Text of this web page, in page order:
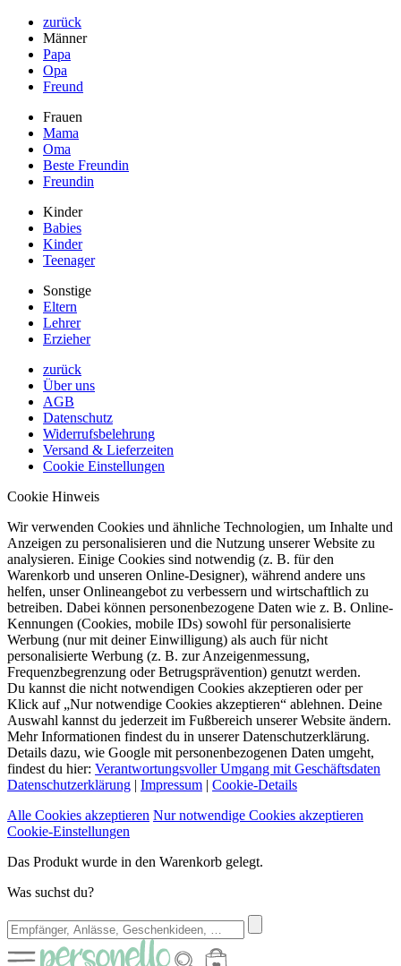
zurück
Männer
Papa
Opa
Freund
Frauen
Mama
Oma
Beste Freundin
Freundin
Kinder
Babies
Kinder
Teenager
Sonstige
Eltern
Lehrer
Erzieher
zurück
Über uns
AGB
Datenschutz
Widerrufsbelehrung
Versand & Lieferzeiten
Cookie Einstellungen
Cookie Hinweis
Wir verwenden Cookies und ähnliche Technologien, um Inhalte und
Anzeigen zu personalisieren und die Nutzung unserer Website zu
analysieren. Einige Cookies sind notwendig (z. B. für den
Warenkorb und unseren Online-Designer), während andere uns
helfen, unser Onlineangebot zu verbessern und wirtschaftlich zu
betreiben. Dabei können personenbezogene Daten wie z. B. Online-
Kennungen (Cookies, mobile IDs) sowohl für personalisierte
Werbung (nur mit deiner Einwilligung) als auch für nicht
personalisierte Werbung (z. B. zur Anzeigenmessung,
Frequenzbegrenzung oder Betrugsprävention) genutzt werden.
Du kannst die nicht notwendigen Cookies akzeptieren oder per
Klick auf „Nur notwendige Cookies akzeptieren“ ablehnen. Deine
Auswahl kannst du jederzeit im Fußbereich unserer Website ändern.
Mehr Informationen findest du in unserer Datenschutzerklärung.
Details dazu, wie Google mit personenbezogenen Daten umgeht,
findest du hier: Verantwortungsvoller Umgang mit Geschäftsdaten
Datenschutzerklärung | Impressum | Cookie-Details
Alle Cookies akzeptieren Nur notwendige Cookies akzeptieren
Cookie-Einstellungen
Das Produkt wurde in den Warenkorb gelegt.
Was suchst du?